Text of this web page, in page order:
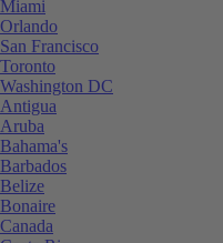
Miami
Orlando
San Francisco
Toronto
Washington DC
Antigua
Aruba
Bahama's
Barbados
Belize
Bonaire
Canada